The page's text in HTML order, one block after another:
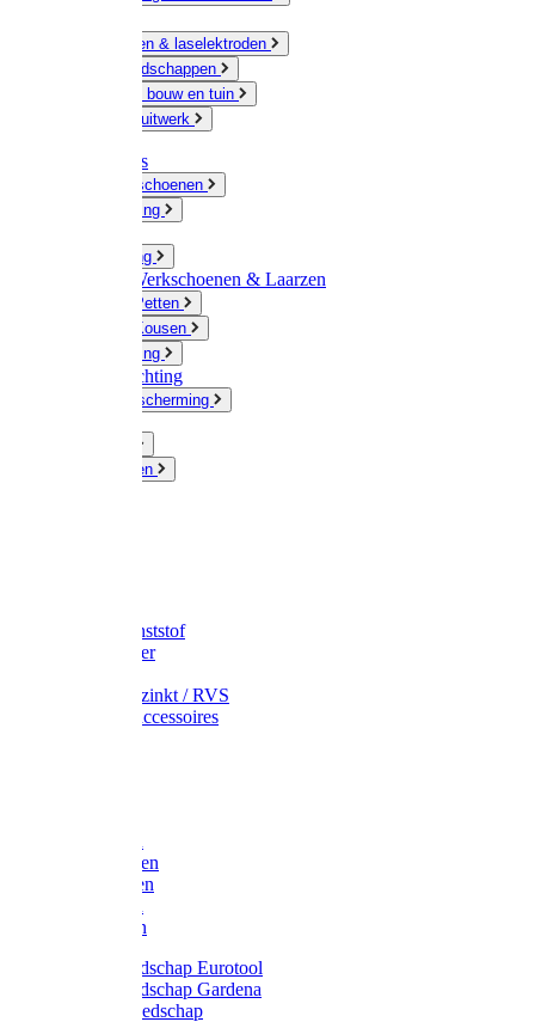
Slijpschijven & laselektroden
Handgereedschappen
IJzerwaren bouw en tuin
Hang en sluitwerk
Disposables
Werkhandschoenen
Regenkleding
Werkkleding
Wandel-/ Werkschoenen & Laarzen
Hoeden / Petten
Sokken / Kousen
Winterkleding
Winkelinrichting
Gelaatsbescherming
Knaagdieren
Emmer kunststof
Schepemmer
Emmer verzinkt / RVS
Regenton accessoires
Gazonharken
Asfaltharken
Hooiharken
Handgereedschap Eurotool
Handgereedschap Gardena
Kindergereedschap